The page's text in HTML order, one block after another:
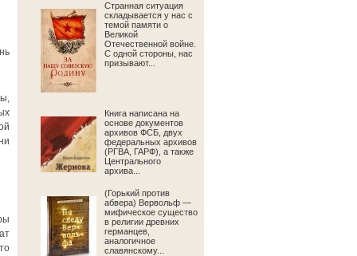
Странная ситуация
складывается у нас с
темой памяти о
Великой
Отечественной войне.
С одной стороны, нас
призывают...
Книга написана на
основе документов
архивов ФСБ, двух
федеральных архивов
(РГВА, ГАРФ), а также
Центрального
архива...
(Горький против
абвера) Вервольф —
мифическое существо
в религии древних
германцев,
аналогичное
славянскому...